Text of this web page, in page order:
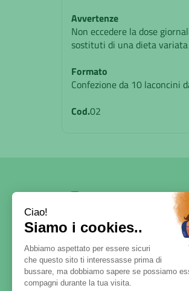
Avvertenze
Non eccedere la dose
sostituti di una dieta
Formato
Confezione da 10 laconcini
Cod.02
SERVE AIUTO?
DICONO DI NOI
PATOLOGIE E
CONTATTI